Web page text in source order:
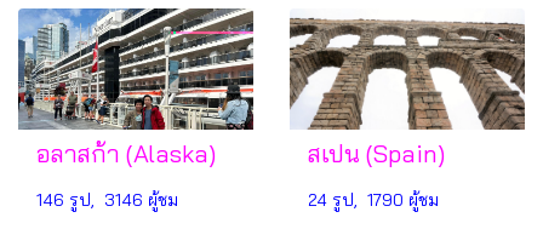
อลาสก้า (Alaska)
146 รูป, 3146 ผู้ชม
สเปน (Spain)
24 รูป, 1790 ผู้ชม